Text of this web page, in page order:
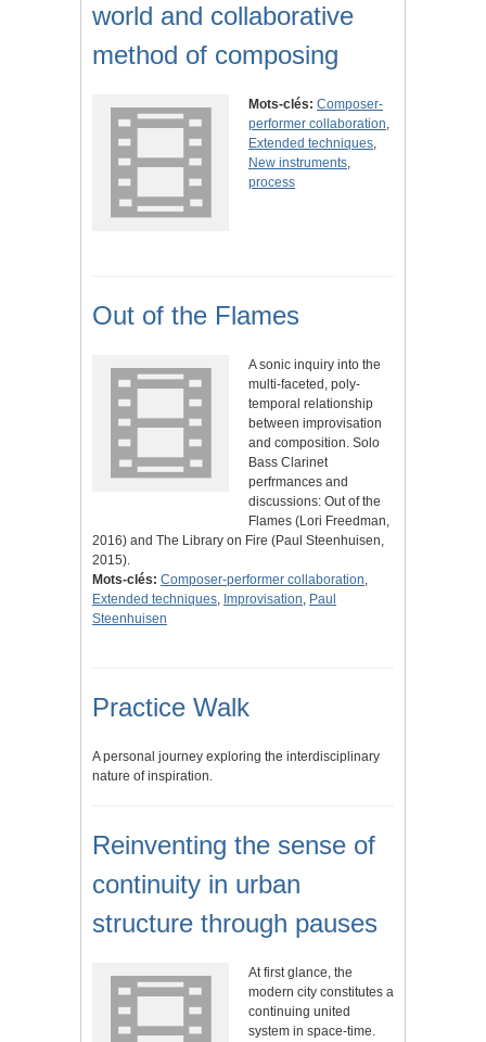
world and collaborative
method of composing
Mots-clés: Composer-
performer collaboration,
Extended techniques,
New instruments,
process
Out of the Flames
A sonic inquiry into the
multi-faceted, poly-
temporal relationship
between improvisation
and composition. Solo
Bass Clarinet
perfrmances and
discussions: Out of the
Flames (Lori Freedman,
2016) and The Library on Fire (Paul Steenhuisen,
2015).
Mots-clés: Composer-performer collaboration,
Extended techniques, Improvisation, Paul
Steenhuisen
Practice Walk
A personal journey exploring the interdisciplinary
nature of inspiration.
Reinventing the sense of
continuity in urban
structure through pauses
At first glance, the
modern city constitutes a
continuing united
system in space-time.